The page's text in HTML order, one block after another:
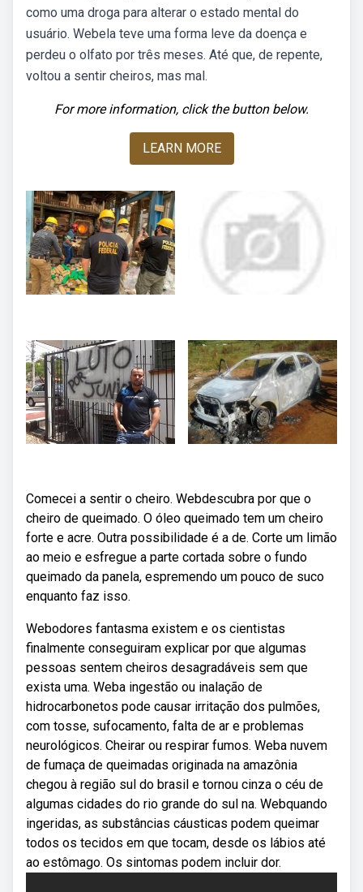
como uma droga para alterar o estado mental do
usuário. Webela teve uma forma leve da doença e
perdeu o olfato por três meses. Até que, de repente,
voltou a sentir cheiros, mas mal.
For more information, click the button below.
LEARN MORE
Comecei a sentir o cheiro. Webdescubra por que o
cheiro de queimado. O óleo queimado tem um cheiro
forte e acre. Outra possibilidade é a de. Corte um limão
ao meio e esfregue a parte cortada sobre o fundo
queimado da panela, espremendo um pouco de suco
enquanto faz isso.
Webodores fantasma existem e os cientistas
finalmente conseguiram explicar por que algumas
pessoas sentem cheiros desagradáveis sem que
exista uma. Weba ingestão ou inalação de
hidrocarbonetos pode causar irritação dos pulmões,
com tosse, sufocamento, falta de ar e problemas
neurológicos. Cheirar ou respirar fumos. Weba nuvem
de fumaça de queimadas originada na amazônia
chegou à região sul do brasil e tornou cinza o céu de
algumas cidades do rio grande do sul na. Webquando
ingeridas, as substâncias cáusticas podem queimar
todos os tecidos em que tocam, desde os lábios até
ao estômago. Os sintomas podem incluir dor.